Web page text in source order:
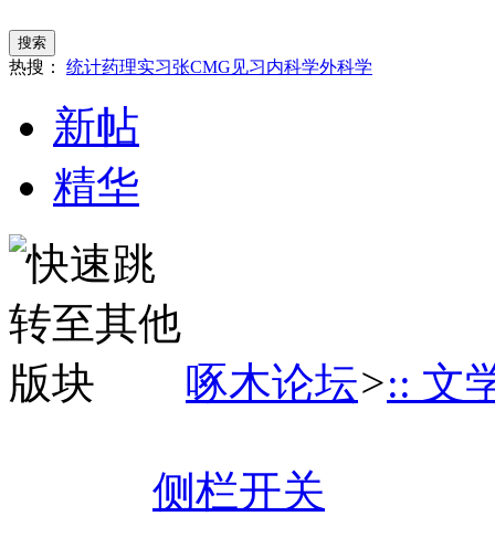
搜索
热搜： 统计药理实习张CMG 见习内科学外科学
新帖
精华
啄木论坛>:: 文
侧栏开关